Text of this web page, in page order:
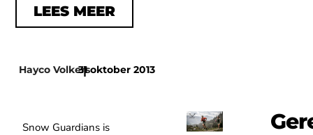
LEES MEER
Hayco Volkers
|
31 oktober 2013
Snow Guardians is